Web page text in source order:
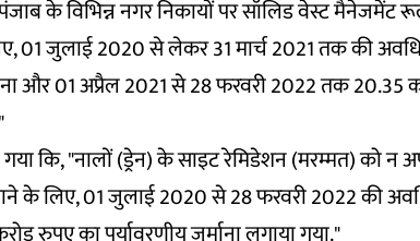
"पंजाब के विभिन्न नगर निकायों पर सॉलिड वेस्ट
01 जुलाई 2020 से लेकर 31 मार्च 2021 तक की
और 01 अप्रैल 2021 से 28 फरवरी 2022 तक 20.35
गया कि, "नालों (ड्रेन) के साइट रेमिडेशन (मरम्मत) को
के लिए, 01 जुलाई 2020 से 28 फरवरी 2022 की